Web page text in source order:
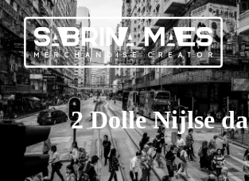
2 Dolle Nijlse